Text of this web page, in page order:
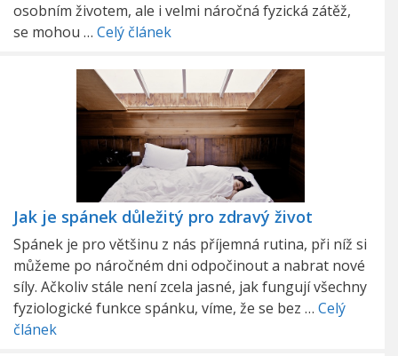
osobním životem, ale i velmi náročná fyzická zátěž,
se mohou … Celý článek
Jak je spánek důležitý pro zdravý život
Spánek je pro většinu z nás příjemná rutina, při níž si
můžeme po náročném dni odpočinout a nabrat nové
síly. Ačkoliv stále není zcela jasné, jak fungují všechny
fyziologické funkce spánku, víme, že se bez … Celý
článek